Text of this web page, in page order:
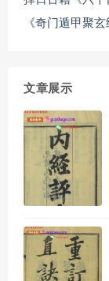
《奇门遁甲聚玄
文章展示